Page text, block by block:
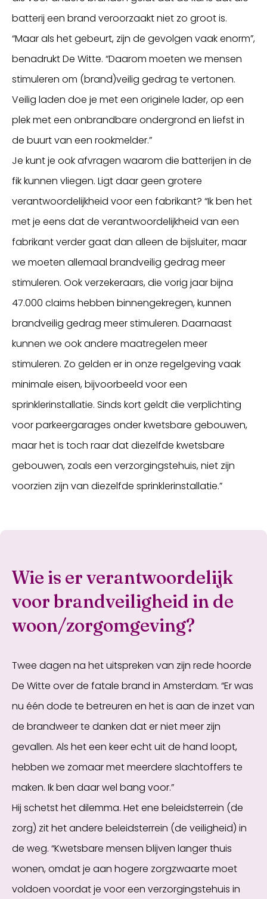
batterij een brand veroorzaakt niet zo groot is.
“Maar als het gebeurt, zijn de gevolgen vaak enorm”,
benadrukt De Witte. “Daarom moeten we mensen
stimuleren om (brand)veilig gedrag te vertonen.
Veilig laden doe je met een originele lader, op een
plek met een onbrandbare ondergrond en liefst in
de buurt van een rookmelder.”
Je kunt je ook afvragen waarom die batterijen in de
fik kunnen vliegen. Ligt daar geen grotere
verantwoordelijkheid voor een fabrikant? “Ik ben het
met je eens dat de verantwoordelijkheid van een
fabrikant verder gaat dan alleen de bijsluiter, maar
we moeten allemaal brandveilig gedrag meer
stimuleren. Ook verzekeraars, die vorig jaar bijna
47.000 claims hebben binnengekregen, kunnen
brandveilig gedrag meer stimuleren. Daarnaast
kunnen we ook andere maatregelen meer
stimuleren. Zo gelden er in onze regelgeving vaak
minimale eisen, bijvoorbeeld voor een
sprinklerinstallatie. Sinds kort geldt die verplichting
voor parkeergarages onder kwetsbare gebouwen,
maar het is toch raar dat diezelfde kwetsbare
gebouwen, zoals een verzorgingstehuis, niet zijn
voorzien zijn van diezelfde sprinklerinstallatie.”
Wie is er verantwoordelijk
voor brandveiligheid in de
woon/zorgomgeving?
Twee dagen na het uitspreken van zijn rede hoorde
De Witte over de fatale brand in Amsterdam. “Er was
nu één dode te betreuren en het is aan de inzet van
de brandweer te danken dat er niet meer zijn
gevallen. Als het een keer echt uit de hand loopt,
hebben we zomaar met meerdere slachtoffers te
maken. Ik ben daar wel bang voor.”
Hij schetst het dilemma. Het ene beleidsterrein (de
zorg) zit het andere beleidsterrein (de veiligheid) in
de weg. “Kwetsbare mensen blijven langer thuis
wonen, omdat je aan hogere zorgzwaarte moet
voldoen voordat je voor een verzorgingstehuis in